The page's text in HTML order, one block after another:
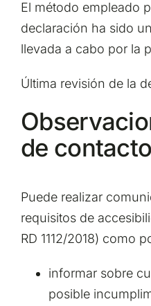
El método empleado
declaración ha sido
llevada a cabo por la
Última revisión de la
de contacto
Puede realizar
requisitos de
RD 1112/2018) como
informar sobre
posible